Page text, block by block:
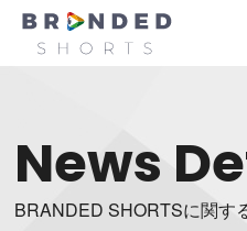
News
BRANDED SHORTSに関す